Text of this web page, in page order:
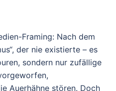
Framing: Nach dem
der nie existierte – es
sondern nur zufällige
Auerhähne stören. Doch